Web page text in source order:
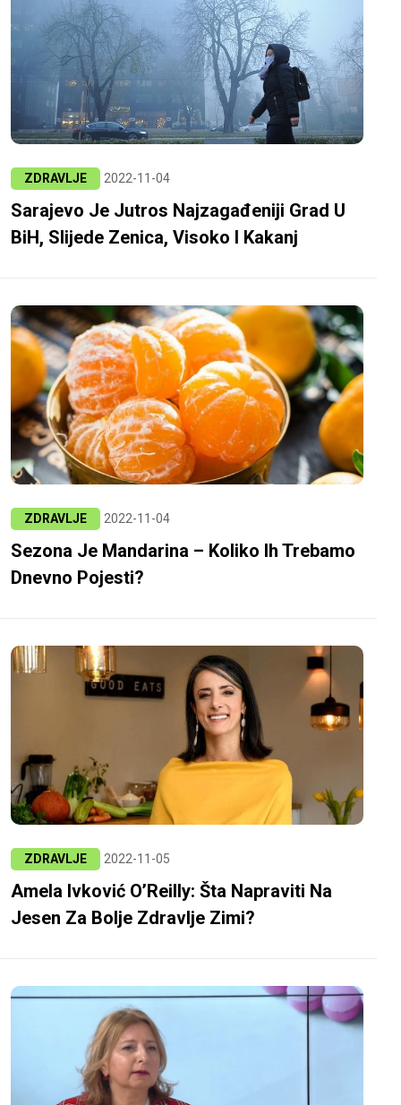
ZDRAVLJE 2022-11-04
Sarajevo Je Jutros Najzagađeniji Grad U
BiH, Slijede Zenica, Visoko I Kakanj
ZDRAVLJE 2022-11-04
Sezona Je Mandarina – Koliko Ih Trebamo
Dnevno Pojesti?
ZDRAVLJE 2022-11-05
Amela Ivković O’Reilly: Šta Napraviti Na
Jesen Za Bolje Zdravlje Zimi?